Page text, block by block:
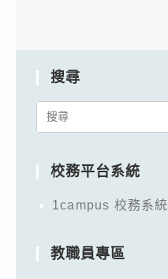
搜尋
Search
校務平台系統
1campus 校務系統
教職員專區